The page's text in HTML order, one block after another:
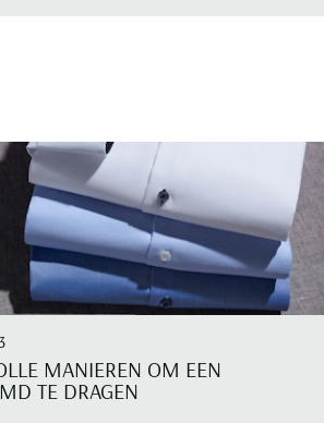
MANIEREN OM EEN
TE DRAGEN